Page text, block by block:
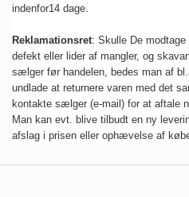
indenfor14 dage.
Reklamationsret: Skulle De
defekt eller lider af mangler, og
sælger før handelen, bedes man af
undlade at returnere varen med det
kontakte sælger (e-mail) for at aftale
Man kan evt. blive tilbudt en ny
afslag i prisen eller ophævelse af